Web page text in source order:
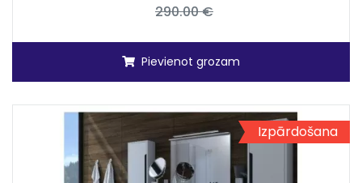
290.00 €
Pievienot grozam
Izpārdošana